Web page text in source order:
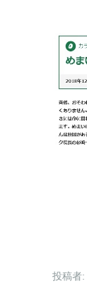
投稿者: